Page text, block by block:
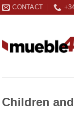
CONTACT
Children